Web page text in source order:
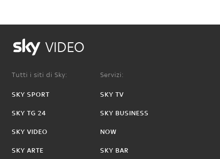
VIDEO
Tutti i siti di Sky:
SKY SPORT
SKY TG 24
SKY VIDEO
SKY ARTE
Servizi:
SKY TV
SKY BUSINESS
NOW
SKY BAR